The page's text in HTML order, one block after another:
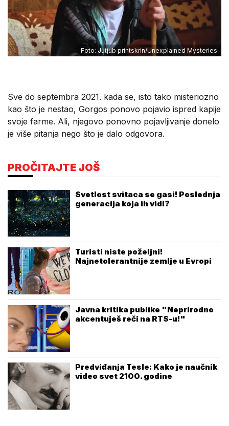
Foto: Jutjub printskrin/Unexplained Mysteries
Sve do septembra 2021. kada se, isto tako misteriozno
kao što je nestao, Gorgos ponovo pojavio ispred kapije
svoje farme. Ali, njegovo ponovno pojavljivanje donelo
je više pitanja nego što je dalo odgovora.
PROČITAJTE JOŠ
Svetlost svitaca se gasi! Poslednja
generacija koja ih vidi?
Turisti niste poželjni!
Najnetolerantnije zemlje u Evropi
Javna kritika publike "Neprirodno
akcentuješ reči na RTS-u!"
Predviđanja Tesle: Kako je naučnik
video svet 2100. godine